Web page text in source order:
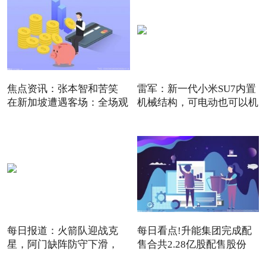
焦点资讯：张本智和苦笑
在新加坡遭遇客场：全场观
雷军：新一代小米SU7内置
机械结构，可电动也可以机
每日报道：火箭队迎战克
星，阿门缺阵防守下滑，
每日看点!升能集团完成配
售合共2.28亿股配售股份